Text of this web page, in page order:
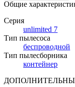
Общие
Серия
unlimited 7
Тип пылесоса
беспроводной
Тип пылесборника
контейнер